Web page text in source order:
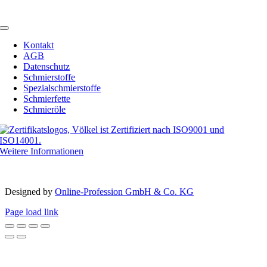
Toggle
NavigationKontakt
AGB
Datenschutz
Schmierstoffe
Spezialschmierstoffe
Schmierfette
Schmieröle
Weitere Informationen
Designed by­ Online-Profession GmbH & Co. KG
Page load link